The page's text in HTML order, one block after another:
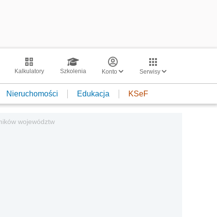
Kalkulatory Szkolenia Konto Serwisy
Nieruchomości Edukacja KSeF
województw